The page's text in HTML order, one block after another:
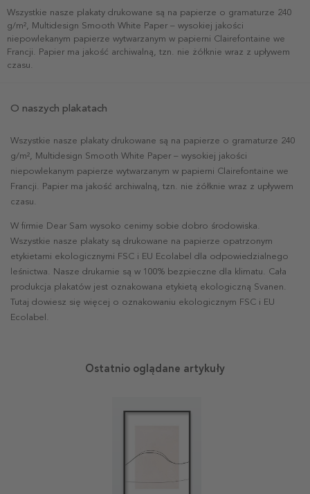
Wszystkie nasze plakaty drukowane są na papierze o gramaturze 240
g/m², Multidesign Smooth White Paper – wysokiej jakości
niepowlekanym papierze wytwarzanym w papierni Clairefontaine we
Francji. Papier ma jakość archiwalną, tzn. nie żółknie wraz z upływem
czasu.
O naszych plakatach
Wszystkie nasze plakaty drukowane są na papierze o gramaturze 240
g/m², Multidesign Smooth White Paper – wysokiej jakości
niepowlekanym papierze wytwarzanym w papierni Clairefontaine we
Francji. Papier ma jakość archiwalną, tzn. nie żółknie wraz z upływem
czasu.
W firmie Dear Sam wysoko cenimy sobie dobro środowiska.
Wszystkie nasze plakaty są drukowane na papierze opatrzonym
etykietami ekologicznymi FSC i EU Ecolabel dla odpowiedzialnego
leśnictwa. Nasze drukarnie są w 100% bezpieczne dla klimatu. Cała
produkcja plakatów jest oznakowana etykietą ekologiczną Svanen.
Tutaj dowiesz się więcej o oznakowaniu ekologicznym FSC i EU
Ecolabel.
Ostatnio oglądane artykuły